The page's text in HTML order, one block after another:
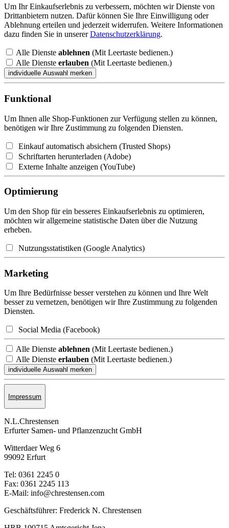
Um Ihr Einkaufserlebnis zu verbessern, möchten wir Dienste von
Drittanbietern nutzen. Dafür können Sie Ihre Einwilligung oder
Ablehnung erteilen und jederzeit widerrufen. Weitere Informationen
dazu finden Sie in unsererDatenschutzerklärung.
Alle Dienste ablehnen (Mit Leertaste bedienen.)
Alle Dienste erlauben (Mit Leertaste bedienen.)
Funktional
Um Ihnen alle Shop-Funktionen zur Verfügung stellen zu können,
benötigen wir Ihre Zustimmung zu folgenden Diensten.
Einkauf automatisch absichern (Trusted Shops)
Schriftarten herunterladen (Adobe)
Externe Inhalte anzeigen (YouTube)
Optimierung
Um den Shop für ein besseres Einkaufserlebnis zu optimieren,
möchten wir allgemeine statistische Daten über die Nutzung
erheben.
Nutzungsstatistiken (Google Analytics)
Marketing
Um Ihre Bedürfnisse besser verstehen zu können und Ihre Welt
besser zu vernetzen, benötigen wir Ihre Zustimmung zu folgenden
Diensten.
Social Media (Facebook)
Alle Dienste ablehnen (Mit Leertaste bedienen.)
Alle Dienste erlauben (Mit Leertaste bedienen.)
Impressum
N.L.Chrestensen
Erfurter Samen- und Pflanzen­zucht GmbH
Witterdaer Weg 6
99092 Erfurt
Tel: 0361 2245 0
Fax: 0361 2245 113
E-Mail: info@chrestensen.com
Geschäftsführer: Frederick N. Chrestensen